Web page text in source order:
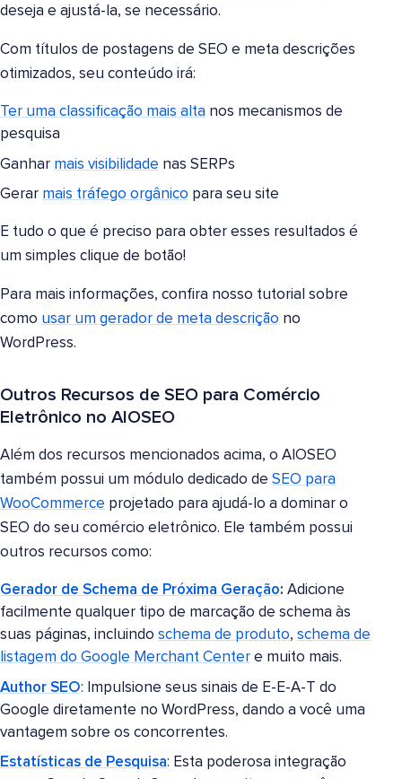
deseja e ajustá-la, se necessário.
Com títulos de postagens de SEO e meta descrições
otimizados, seu conteúdo irá:
Ter uma classificação mais alta nos mecanismos de
pesquisa
Ganhar mais visibilidade nas SERPs
Gerar mais tráfego orgânico para seu site
E tudo o que é preciso para obter esses resultados é
um simples clique de botão!
Para mais informações, confira nosso tutorial sobre
como usar um gerador de meta descrição no
WordPress.
Outros Recursos de SEO para Comércio
Eletrônico no AIOSEO
Além dos recursos mencionados acima, o AIOSEO
também possui um módulo dedicado de SEO para
WooCommerce projetado para ajudá-lo a dominar o
SEO do seu comércio eletrônico. Ele também possui
outros recursos como:
Gerador de Schema de Próxima Geração: Adicione
facilmente qualquer tipo de marcação de schema às
suas páginas, incluindo schema de produto, schema de
listagem do Google Merchant Center e muito mais.
Author SEO: Impulsione seus sinais de E-E-A-T do
Google diretamente no WordPress, dando a você uma
vantagem sobre os concorrentes.
Estatísticas de Pesquisa: Esta poderosa integração